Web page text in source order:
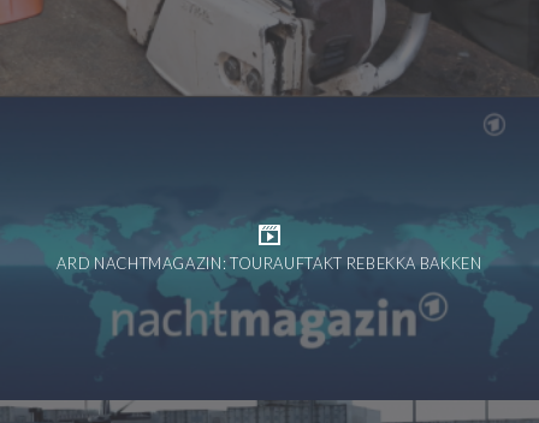
ARD NACHTMAGAZIN: TOURAUFTAKT REBEKKA BAKKEN